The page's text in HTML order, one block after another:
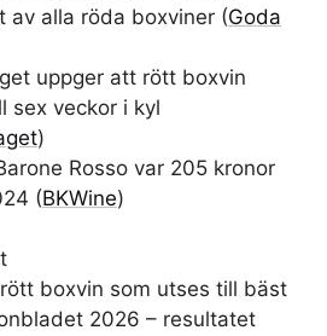
av alla röda boxviner (Goda
uppger att rött boxvin
sex veckor i kyl
)
Rosso var 205 kronor
(BKWine)
boxvin som utses till bäst
2026 – resultatet